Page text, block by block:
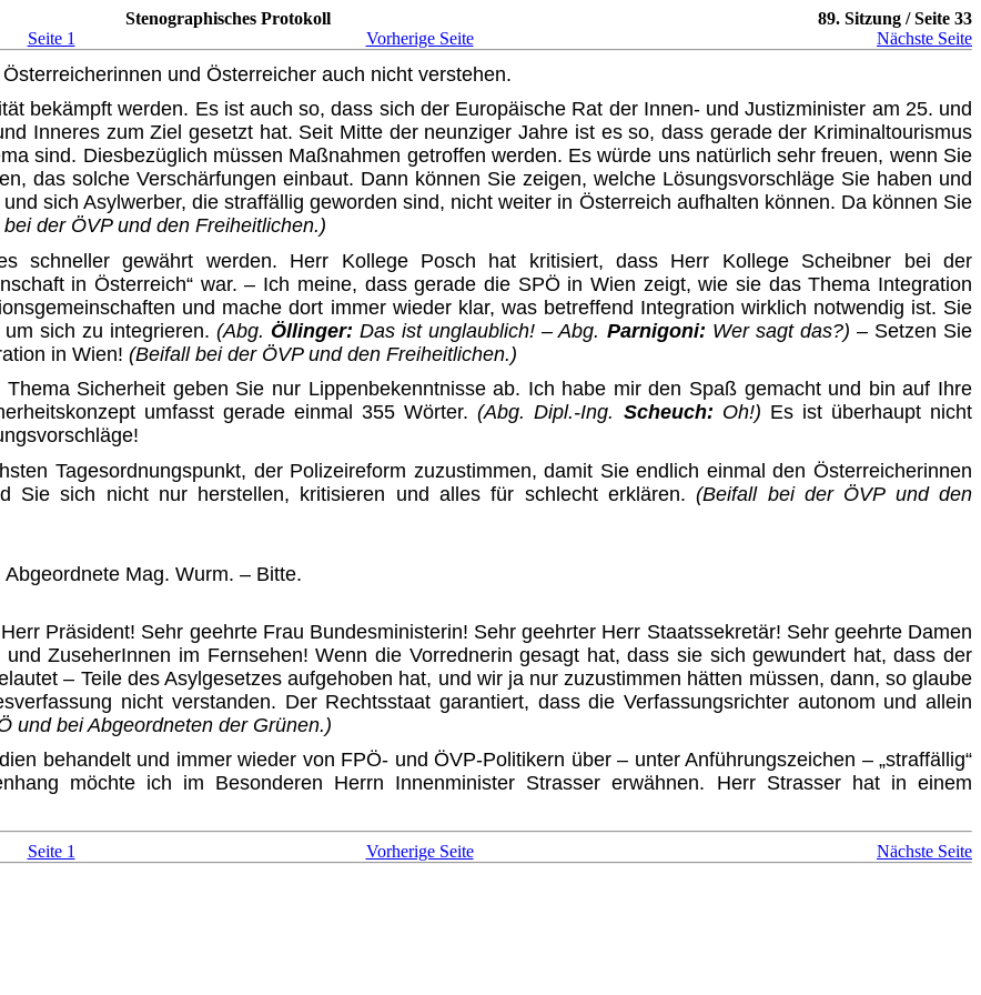
Stenographisches Protokoll
89. Sitzung / Seite 33
Seite 1 Vorherige Seite Nächste Seite
und Öster­reicher auch nicht verstehen.
bekämpft werden. Es ist auch so, dass sich der Europäische Rat der Innen- und Justizminister am 25. und
Inneres zum Ziel gesetzt hat. Seit Mitte der neunziger Jahre ist es so, dass gerade der Kriminaltourismus
sind. Diesbezüglich müssen Maßnahmen getroffen werden. Es würde uns natürlich sehr freuen, wenn Sie
das solche Verschärfungen ein­baut. Dann können Sie zeigen, welche Lösungsvorschläge Sie haben und
sich Asylwerber, die straffällig gewor­den sind, nicht weiter in Österreich aufhalten können. Da können Sie
der ÖVP und den Freiheitlichen.)
schneller gewährt werden. Herr Kollege Posch hat kritisiert, dass Herr Kollege Scheibner bei der
in Österreich“ war. – Ich meine, dass ge­rade die SPÖ in Wien zeigt, wie sie das Thema Integration
und mache dort immer wieder klar, was betreffend Integration wirklich notwendig ist. Sie
sich zu integrieren. (Abg. Öllinger:Das ist unglaub­lich! – Abg. Parnigoni: Wer sagt das?) – Setzen Sie
in Wien! (Beifall bei der ÖVP und den Freiheitlichen.)
Sicherheit geben Sie nur Lippenbekenntnisse ab. Ich habe mir den Spaß gemacht und bin auf Ihre
umfasst gerade einmal 355 Wörter.(Abg. Dipl.-Ing. Scheuch: Oh!) Es ist überhaupt nicht
Tagesordnungspunkt, der Polizeireform zuzustimmen, damit Sie endlich einmal den Österreicherinnen
Sie sich nicht nur herstellen, kritisieren und alles für schlecht erklären.(Beifall bei der ÖVP und den
Mag. Wurm. – Bitte.
Präsident! Sehr geehrte Frau Bundesministerin! Sehr geehrter Herr Staatssekretär! Sehr geehrte Damen
ZuseherInnen im Fernsehen! Wenn die Vorrednerin gesagt hat, dass sie sich gewundert hat, dass der
– Teile des Asylgesetzes aufgeho­ben hat, und wir ja nur zuzustimmen hätten müssen, dann, so glaube
nicht verstanden. Der Rechtsstaat garantiert, dass die Verfassungsrichter autonom und allein
und bei Abgeordneten der Grünen.)
behandelt und immer wieder von FPÖ- und ÖVP-Politikern über – unter Anführungszeichen – „straffällig“
möchte ich im Besonde­ren Herrn Innenminister Strasser erwähnen. Herr Strasser hat in einem
Seite 1 Vorherige Seite Nächste Seite